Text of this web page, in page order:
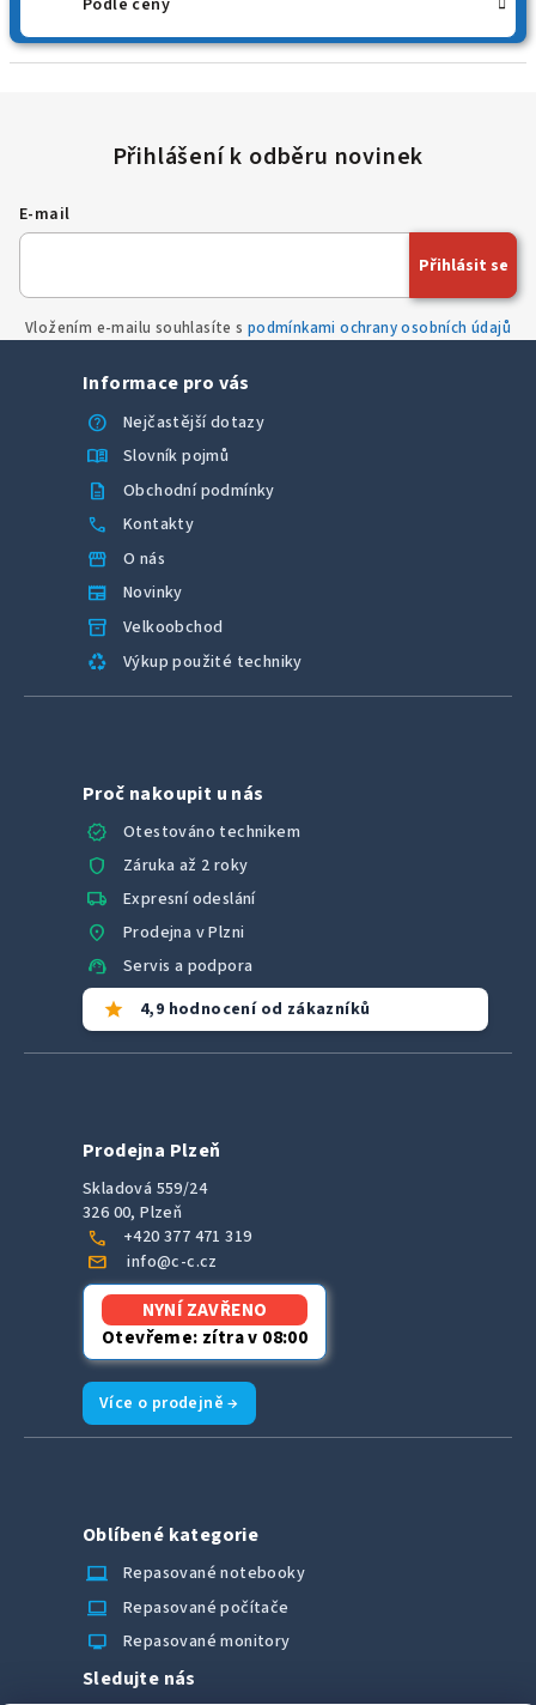
Podle ceny
E-mail
Vložením e-mailu souhlasíte s podmínkami ochrany osobních údajů
Přihlásit se
Informace pro vás
help
Nejčastější dotazy
menu_book Slovník pojmů
description Obchodní podmínky
call Kontakty
storefront O nás
newspaper Novinky
inventory_2 Velkoobchod
recycling Výkup použité techniky
Proč nakoupit u nás
verified
Otestováno technikem
shield Záruka až 2 roky
local_shipping Expresní odeslání
location_on Prodejna v Plzni
support_agent Servis a podpora
star 4,9 hodnocení od zákazníků
Prodejna Plzeň
Skladová 559/24
326 00, Plzeň
call +420 377 471 319
mail info@c-c.cz
NYNÍ ZAVŘENO
Otevřeme: zítra v 08:00
Více o prodejně →
Oblíbené kategorie
laptop_chromebook
Repasované notebooky
computer Repasované počítače
monitor Repasované monitory
Sledujte nás